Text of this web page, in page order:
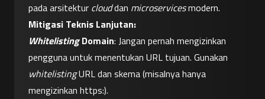
pada arsitektur cloud dan microservices modern.
Mitigasi Teknis Lanjutan:
Whitelisting Domain: Jangan pernah mengizinkan
whitelisting URL dan skema (misalnya hanya
mengizinkan https:).